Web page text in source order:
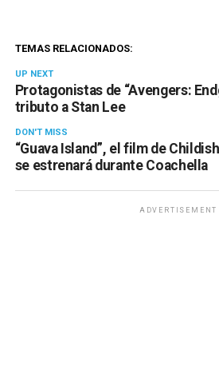
TEMAS RELACIONADOS:
UP NEXT
Protagonistas de “Avengers:
tributo a Stan Lee
DON'T MISS
“Guava Island”, el film de
se estrenará durante Coachella
ADVERTISEMENT